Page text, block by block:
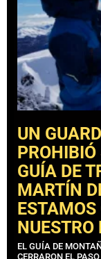
UN
PROHIBIÓ
GUÍA DE
MARTÍN
ESTAMOS
NUESTRO
EL GUÍA DE
CERRARON EL